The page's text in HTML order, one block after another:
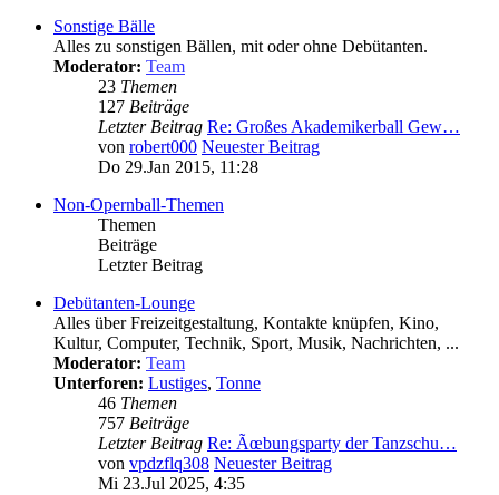
Sonstige Bälle
Alles zu sonstigen Bällen, mit oder ohne Debütanten.
Moderator: Team
23 Themen
127 Beiträge
Letzter Beitrag Re: Großes Akademikerball Gew…
von robert000 Neuester Beitrag
Do 29.Jan 2015, 11:28
Non-Opernball-Themen
Themen
Beiträge
Letzter Beitrag
Debütanten-Lounge
Alles über Freizeitgestaltung, Kontakte knüpfen, Kino,
Kultur, Computer, Technik, Sport, Musik, Nachrichten, ...
Moderator: Team
Unterforen: Lustiges, Tonne
46 Themen
757 Beiträge
Letzter Beitrag Re: Ãœbungsparty der Tanzschu…
von vpdzflq308 Neuester Beitrag
Mi 23.Jul 2025, 4:35